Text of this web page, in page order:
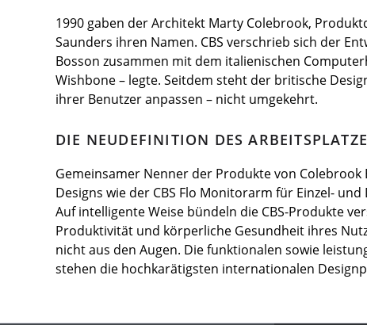
1990 gaben der Architekt Marty Colebrook,
Saunders ihren Namen. CBS verschrieb sich der
Bosson zusammen mit dem italienischen
Wishbone – legte. Seitdem steht der britische
ihrer Benutzer anpassen – nicht umgekehrt.
DIE NEUDEFINITION DES
Gemeinsamer Nenner der Produkte von
Designs wie der CBS Flo Monitorarm für Einzel-
Auf intelligente Weise bündeln die CBS-Produkte
Produktivität und körperliche Gesundheit ihres
nicht aus den Augen. Die funktionalen sowie
stehen die hochkarätigsten internationalen